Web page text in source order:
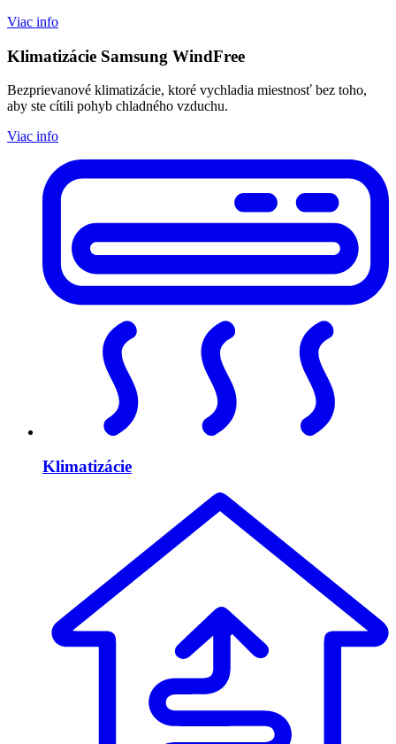
Viac info
Klimatizácie Samsung WindFree
Bezprievanové klimatizácie, ktoré vychladia miestnosť bez toho,
aby ste cítili pohyb chladného vzduchu.
Viac info
Klimatizácie